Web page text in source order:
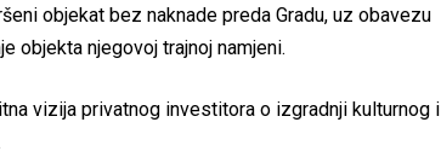
objekat bez naknade preda Gradu, uz obavezu
objekta njegovoj trajnoj namjeni.
vizija privatnog investitora o izgradnji kulturnog i